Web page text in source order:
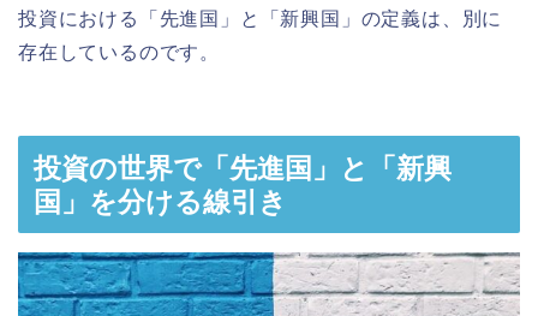
投資における「先進国」と「新興国」の定義は、別に
存在しているのです。
投資の世界で「先進国」と「新興
国」を分ける線引き